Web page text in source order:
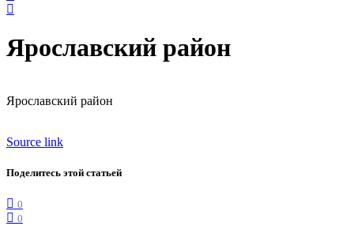
Ярославский район
Ярославский район
Source link
Поделитесь этой статьей
0
0